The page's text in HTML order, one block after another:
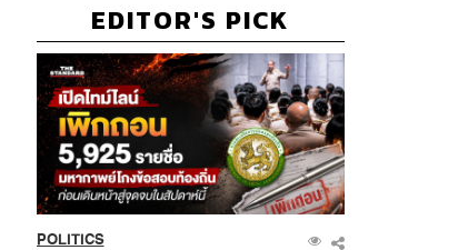
EDITOR'S PICK
POLITICS